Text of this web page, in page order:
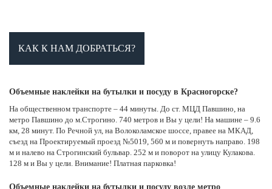
КАК К НАМ ДОБРАТЬСЯ?
Объемные наклейки на бутылки и посуду в Красногорске?
На общественном транспорте – 44 минуты. До ст. МЦД Павшино, на
метро Павшино до м.Строгино. 740 метров и Вы у цели! На машине – 9.6
км, 28 минут. По Речной ул, на Волоколамское шоссе, правее на МКАД,
съезд на Проектируемый проезд №5019, 560 м и повернуть направо. 198
м и налево на Строгинский бульвар. 252 м и поворот на улицу Кулакова.
128 м и Вы у цели. Внимание! Платная парковка!
Объемные наклейки на бутылки и посуду возле метро